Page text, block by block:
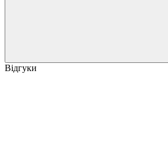
Відгуки